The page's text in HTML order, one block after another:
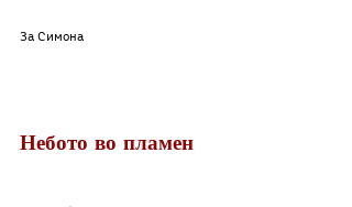
За Симона
Небото во пламен